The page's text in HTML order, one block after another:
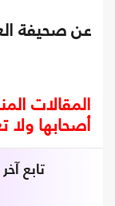
عن صحيفة
أصحابها
تابع